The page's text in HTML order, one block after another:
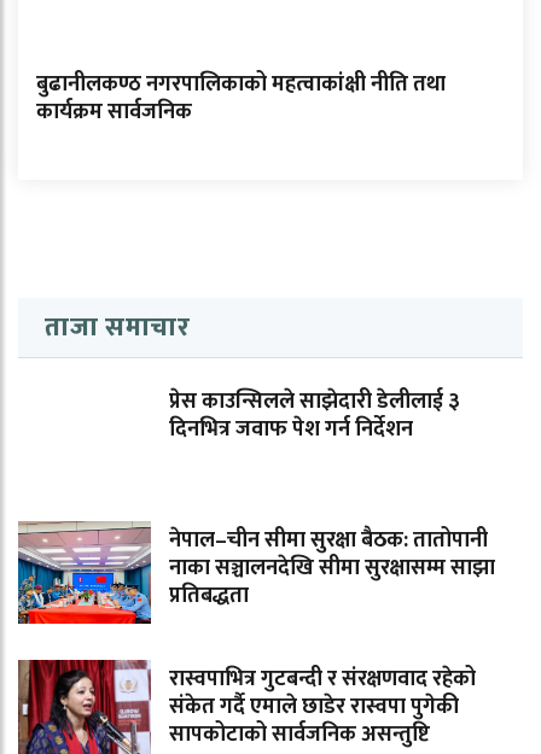
बुढानीलकण्ठ नगरपालिकाको महत्वाकांक्षी नीति तथा
कार्यक्रम सार्वजनिक
ताजा समाचार
प्रेस काउन्सिलले साझेदारी डेलीलाई ३
दिनभित्र जवाफ पेश गर्न निर्देशन
नेपाल–चीन सीमा सुरक्षा बैठक: तातोपानी
नाका सञ्चालनदेखि सीमा सुरक्षासम्म साझा
प्रतिबद्धता
रास्वपाभित्र गुटबन्दी र संरक्षणवाद रहेको
संकेत गर्दै एमाले छाडेर रास्वपा पुगेकी
सापकोटाको सार्वजनिक असन्तुष्टि